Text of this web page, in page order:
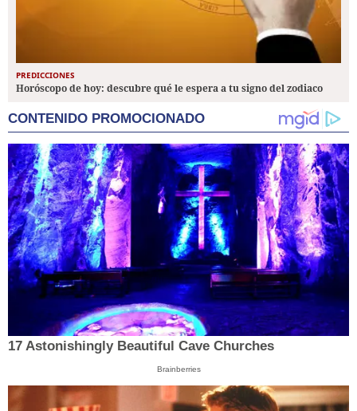
PREDICCIONES
Horóscopo de hoy: descubre qué le espera a tu signo del zodiaco
CONTENIDO PROMOCIONADO
17 Astonishingly Beautiful Cave Churches
Brainberries